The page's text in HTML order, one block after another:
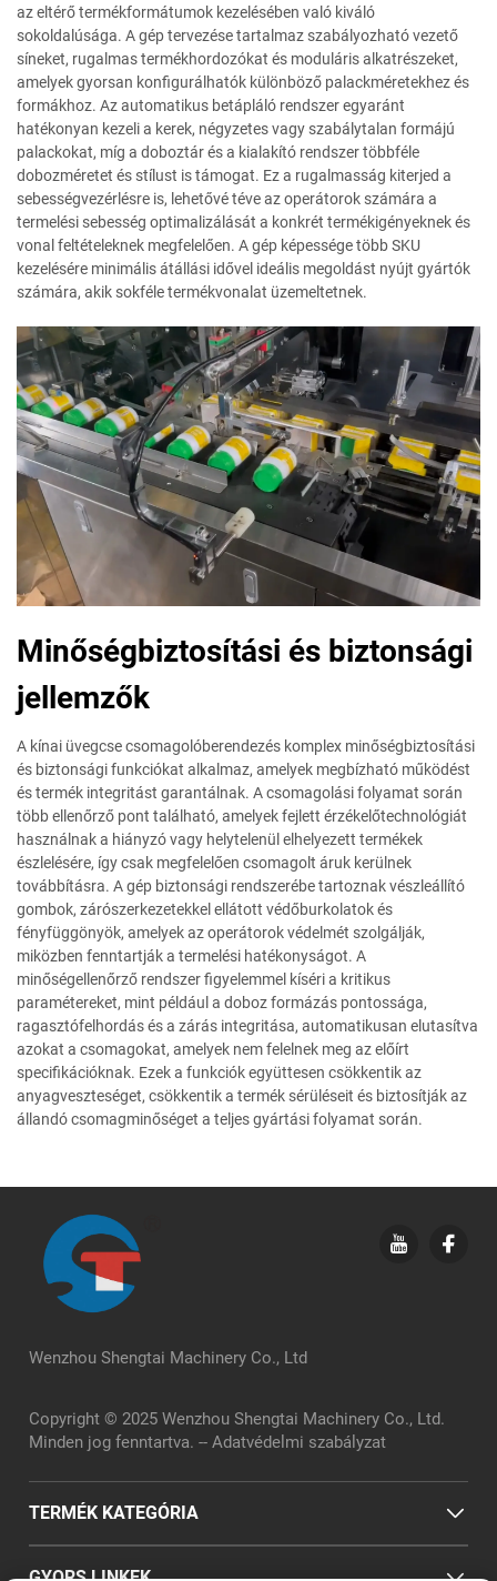
az eltérő termékformátumok kezelésében való kiváló
sokoldalúsága. A gép tervezése tartalmaz szabályozható vezető
síneket, rugalmas termékhordozókat és moduláris alkatrészeket,
amelyek gyorsan konfigurálhatók különböző palackméretekhez és
formákhoz. Az automatikus betápláló rendszer egyaránt
hatékonyan kezeli a kerek, négyzetes vagy szabálytalan formájú
palackokat, míg a doboztár és a kialakító rendszer többféle
dobozméretet és stílust is támogat. Ez a rugalmasság kiterjed a
sebességvezérlésre is, lehetővé téve az operátorok számára a
termelési sebesség optimalizálását a konkrét termékigényeknek és
vonal feltételeknek megfelelően. A gép képessége több SKU
kezelésére minimális átállási idővel ideális megoldást nyújt gyártók
számára, akik sokféle termékvonalat üzemeltetnek.
Minőségbiztosítási és biztonsági
jellemzők
A kínai üvegcse csomagolóberendezés komplex minőségbiztosítási
és biztonsági funkciókat alkalmaz, amelyek megbízható működést
és termék integritást garantálnak. A csomagolási folyamat során
több ellenőrző pont található, amelyek fejlett érzékelőtechnológiát
használnak a hiányzó vagy helytelenül elhelyezett termékek
észlelésére, így csak megfelelően csomagolt áruk kerülnek
továbbításra. A gép biztonsági rendszerébe tartoznak vészleállító
gombok, zárószerkezetekkel ellátott védőburkolatok és
fényfüggönyök, amelyek az operátorok védelmét szolgálják,
miközben fenntartják a termelési hatékonyságot. A
minőségellenőrző rendszer figyelemmel kíséri a kritikus
paramétereket, mint például a doboz formázás pontossága,
ragasztófelhordás és a zárás integritása, automatikusan elutasítva
azokat a csomagokat, amelyek nem felelnek meg az előírt
specifikációknak. Ezek a funkciók együttesen csökkentik az
anyagveszteséget, csökkentik a termék sérüléseit és biztosítják az
állandó csomagminőséget a teljes gyártási folyamat során.
Wenzhou Shengtai Machinery Co., Ltd
Copyright © 2025 Wenzhou Shengtai Machinery Co., Ltd.
Minden jog fenntartva. -- Adatvédelmi szabályzat
TERMÉK KATEGÓRIA